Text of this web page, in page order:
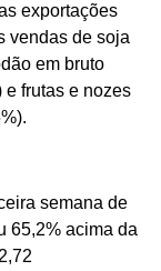
exportações
vendas de soja
em bruto
e frutas e nozes
semana de
65,2% acima da